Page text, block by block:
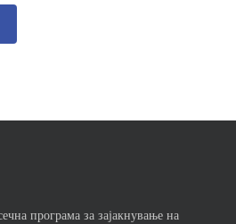
програма за зајакнување на